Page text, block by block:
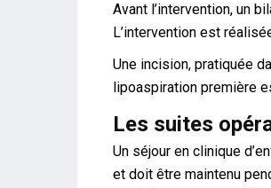
Avant l’intervention, un
L’intervention est
Une incision, pratiquée
lipoaspiration première
Les suites
Un séjour en clinique
et doit être maintenu